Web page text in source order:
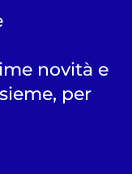
novità e
per